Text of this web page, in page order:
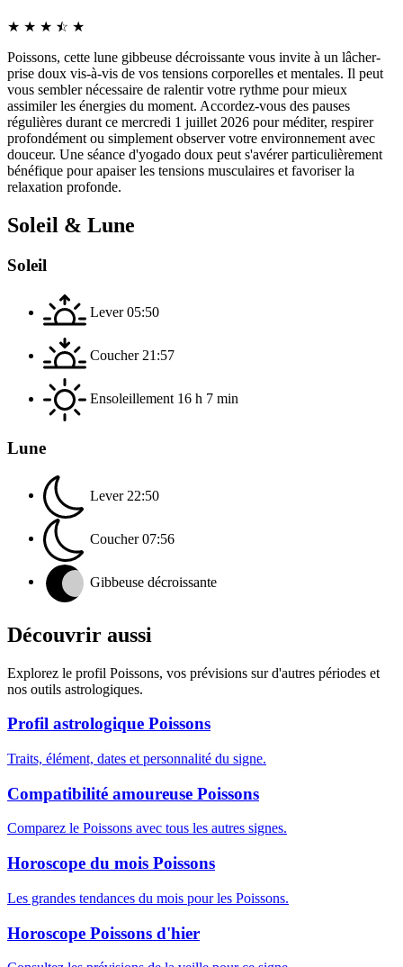
★ ★ ★ ☆
★ ★
Poissons, cette lune gibbeuse décroissante vous invite à un lâcher-
prise doux vis-à-vis de vos tensions corporelles et mentales. Il peut
vous sembler nécessaire de ralentir votre rythme pour mieux
assimiler les énergies du moment. Accordez-vous des pauses
régulières durant ce mercredi 1 juillet 2026 pour méditer, respirer
profondément ou simplement observer votre environnement avec
douceur. Une séance d'yogado doux peut s'avérer particulièrement
bénéfique pour apaiser les tensions musculaires et favoriser la
relaxation profonde.
Soleil & Lune
Soleil
Lever 05:50
Coucher 21:57
Ensoleillement 16 h 7 min
Lune
Lever 22:50
Coucher 07:56
Gibbeuse décroissante
Découvrir aussi
Explorez le profil Poissons, vos prévisions sur d'autres périodes et
nos outils astrologiques.
Profil astrologique Poissons
Traits, élément, dates et personnalité du signe.
Compatibilité amoureuse Poissons
Comparez le Poissons avec tous les autres signes.
Horoscope du mois Poissons
Les grandes tendances du mois pour les Poissons.
Horoscope Poissons d'hier